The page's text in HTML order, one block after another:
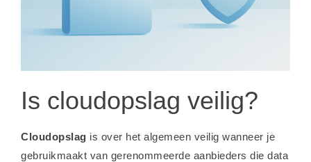
Is cloudopslag veilig?
Cloudopslag is over het algemeen veilig wanneer je
gebruikmaakt van gerenommeerde aanbieders die data